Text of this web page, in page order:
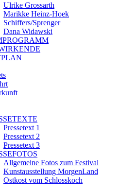
Ulrike Grossarth
Marikke Heinz-Hoek
Schiffers/Sprenger
Dana Widawski
Pressetext 1
Pressetext 2
Pressetext 3
Allgemeine Fotos zum Festival
Kunstausstellung MorgenLand
Ostkost vom Schlosskoch